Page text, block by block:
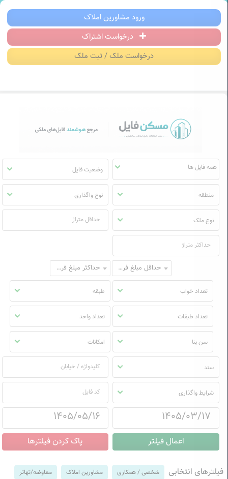
مسکن فایل | خرید، فروش، رهن و اجاره
ورود مشاورین املاک
درخواست اشتراک
درخواست ملک / ثبت ملک
مسکن
فایل
وضعیت فایل
منطقه نوع واگذاری
نوع ملک
حداقل مبلغ فروش حداکثر مبلغ فروش
تعداد خواب طبقه
تعداد طبقات تعداد واحد
سن بنا امکانات
سند
شرایط واگذاری
فیلترهای انتخابی شخصی / همکاری مشاورین املاک معاوضه/تهاتر